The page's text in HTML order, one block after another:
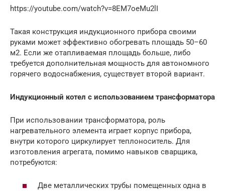
https://youtube.com/watch?v=8EM7oeMu2lI
Такая конструкция индукционного прибора своими
руками может эффективно обогревать площадь 50–60
м2. Если же отапливаемая площадь больше, либо
требуется дополнительная мощность для автономного
горячего водоснабжения, существует второй вариант.
Индукционный котел с использованием трансформатора
При использовании трансформатора, роль
нагревательного элемента играет корпус прибора,
внутри которого циркулирует теплоноситель. Для
изготовления агрегата, помимо навыков сварщика,
потребуются:
Две металлических трубы помещенных одна в